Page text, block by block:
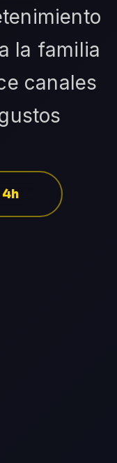
la familia
canales